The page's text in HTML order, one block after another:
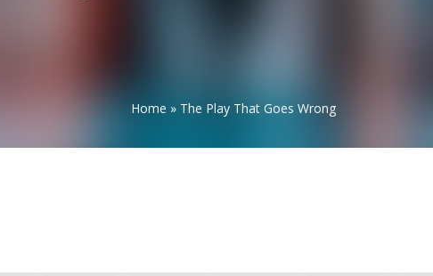
Home » The Play That Goes Wrong